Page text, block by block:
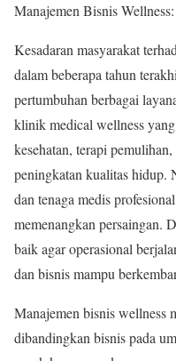
Manajemen Bisnis
Kesadaran masyarakat
dalam beberapa tahun
pertumbuhan berbagai
klinik medical wellness
kesehatan, terapi
peningkatan kualitas hidup.
dan tenaga medis
memenangkan persaingan.
baik agar operasional
dan bisnis mampu
Manajemen bisnis wellness
dibandingkan bisnis pada